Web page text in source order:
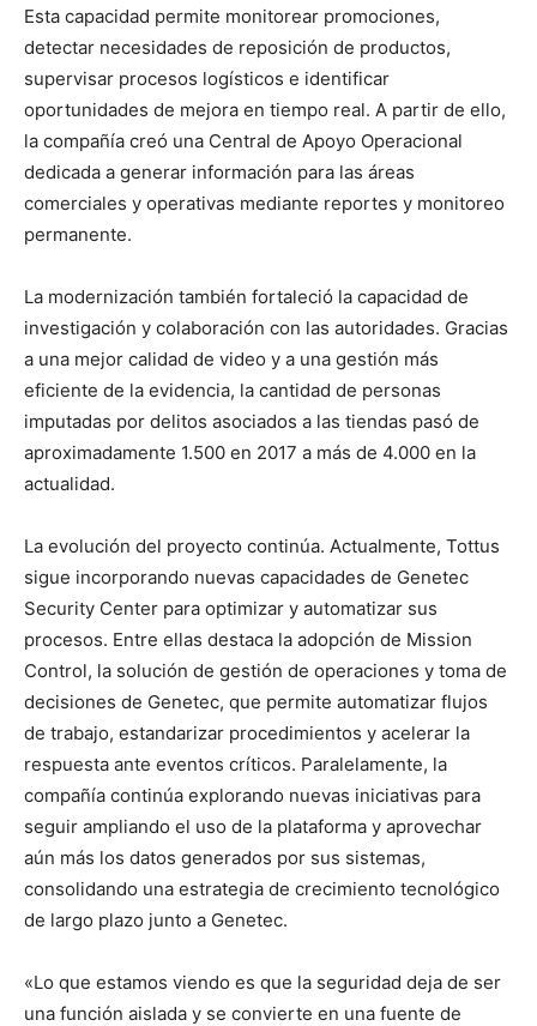
Esta capacidad permite monitorear promociones,
detectar necesidades de reposición de productos,
supervisar procesos logísticos e identificar
oportunidades de mejora en tiempo real. A partir de ello,
la compañía creó una Central de Apoyo Operacional
dedicada a generar información para las áreas
comerciales y operativas mediante reportes y monitoreo
permanente.
La modernización también fortaleció la capacidad de
investigación y colaboración con las autoridades. Gracias
a una mejor calidad de video y a una gestión más
eficiente de la evidencia, la cantidad de personas
imputadas por delitos asociados a las tiendas pasó de
aproximadamente 1.500 en 2017 a más de 4.000 en la
actualidad.
La evolución del proyecto continúa. Actualmente, Tottus
sigue incorporando nuevas capacidades de Genetec
Security Center para optimizar y automatizar sus
procesos. Entre ellas destaca la adopción de Mission
Control, la solución de gestión de operaciones y toma de
decisiones de Genetec, que permite automatizar flujos
de trabajo, estandarizar procedimientos y acelerar la
respuesta ante eventos críticos. Paralelamente, la
compañía continúa explorando nuevas iniciativas para
seguir ampliando el uso de la plataforma y aprovechar
aún más los datos generados por sus sistemas,
consolidando una estrategia de crecimiento tecnológico
de largo plazo junto a Genetec.
«Lo que estamos viendo es que la seguridad deja de ser
una función aislada y se convierte en una fuente de